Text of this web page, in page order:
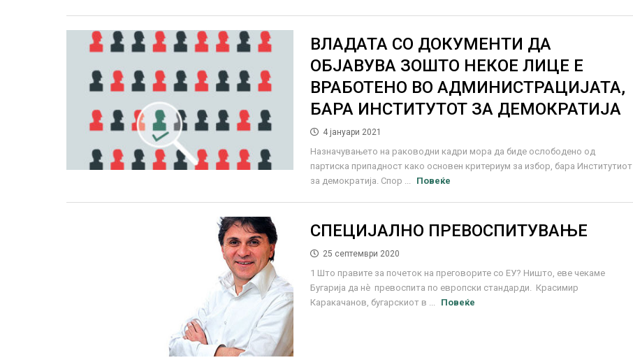
ВЛАДАТА СО ДОКУМЕНТИ ДА
ОБЈАВУВА ЗОШТО НЕКОЕ ЛИЦЕ Е
ВРАБОТЕНО ВО АДМИНИСТРАЦИЈАТА,
БАРА ИНСТИТУТОТ ЗА ДЕМОКРАТИЈА
4 јануари 2021
Назначувањето на раководни кадри мора да биде ослободено од
партиска припадност како основен критериум за избор, бара Институтиот
за демократија. Спор ...
Повеќе
СПЕЦИЈАЛНО ПРЕВОСПИТУВАЊЕ
25 септември 2020
1 Што правите за почеток на преговорите со ЕУ? Ништо, еве чекаме
Бугарија да нѐ превоспита по европски стандарди. Красимир
Каракачанов, бугарскиот в ...
Повеќе